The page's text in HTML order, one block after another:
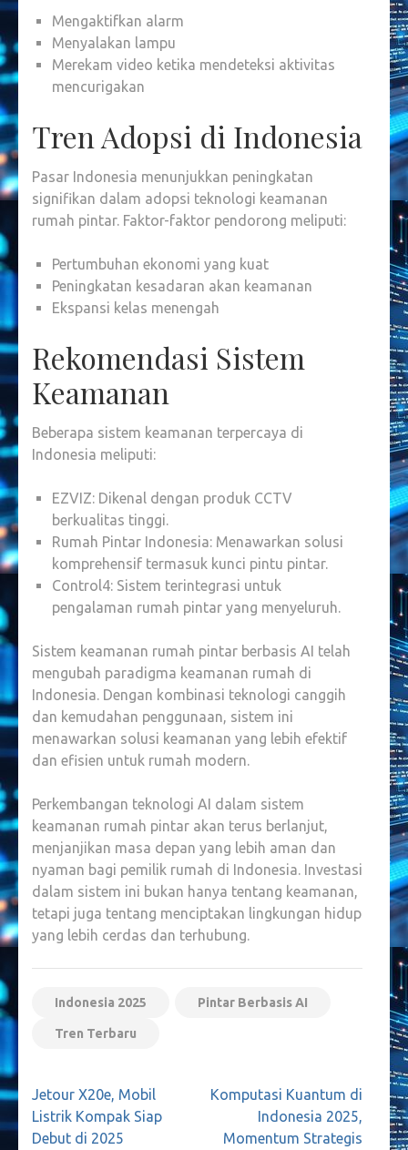
Mengaktifkan alarm
Menyalakan lampu
Merekam video ketika mendeteksi aktivitas
mencurigakan
Tren Adopsi di Indonesia
Pasar Indonesia menunjukkan peningkatan
signifikan dalam adopsi teknologi keamanan
rumah pintar. Faktor-faktor pendorong meliputi:
Pertumbuhan ekonomi yang kuat
Peningkatan kesadaran akan keamanan
Ekspansi kelas menengah
Rekomendasi Sistem
Keamanan
Beberapa sistem keamanan terpercaya di
Indonesia meliputi:
EZVIZ: Dikenal dengan produk CCTV
berkualitas tinggi.
Rumah Pintar Indonesia: Menawarkan solusi
komprehensif termasuk kunci pintu pintar.
Control4: Sistem terintegrasi untuk
pengalaman rumah pintar yang menyeluruh.
Sistem keamanan rumah pintar berbasis AI telah
mengubah paradigma keamanan rumah di
Indonesia. Dengan kombinasi teknologi canggih
dan kemudahan penggunaan, sistem ini
menawarkan solusi keamanan yang lebih efektif
dan efisien untuk rumah modern.
Perkembangan teknologi AI dalam sistem
keamanan rumah pintar akan terus berlanjut,
menjanjikan masa depan yang lebih aman dan
nyaman bagi pemilik rumah di Indonesia. Investasi
dalam sistem ini bukan hanya tentang keamanan,
tetapi juga tentang menciptakan lingkungan hidup
yang lebih cerdas dan terhubung.
Indonesia 2025 Pintar Berbasis AI
Tren Terbaru
Navigasi
pos
Jetour X20e, Mobil
Listrik Kompak Siap
Debut di 2025
Komputasi Kuantum di
Indonesia 2025,
Momentum Strategis